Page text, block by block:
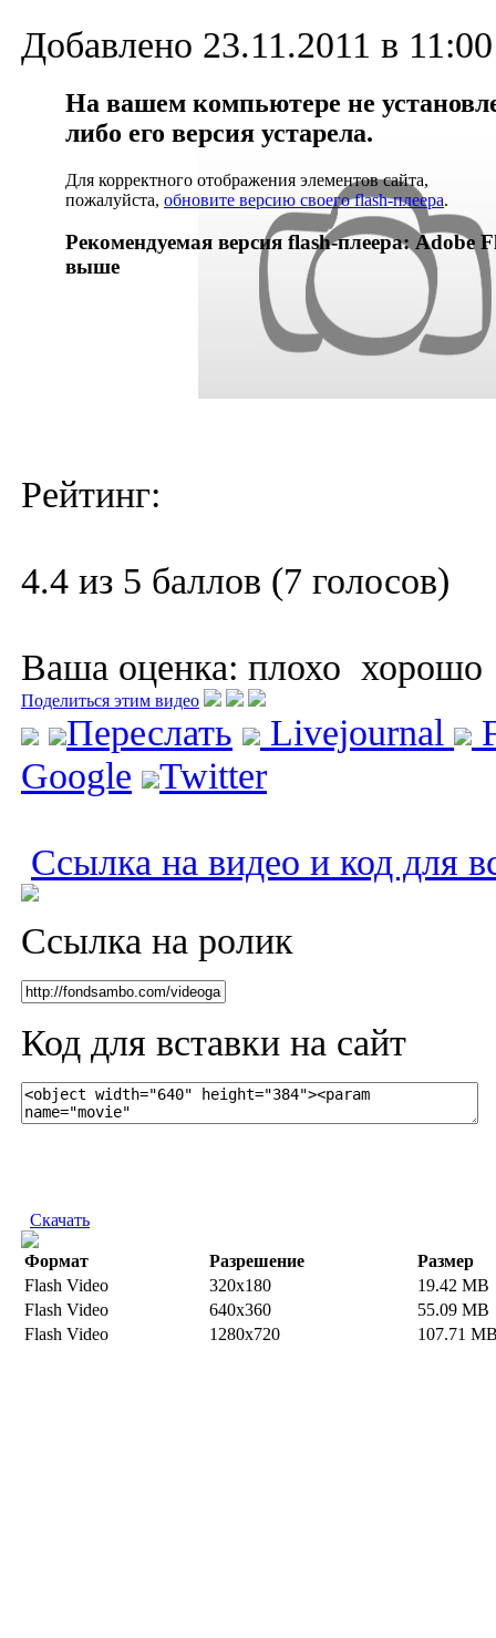
Добавлено 23.11.2011 в 11:00
На вашем компьютере не
либо его версия устарела.
Для корректного отображения элементов сайта,
пожалуйста, обновите версию своего flash-плеера.
Рекомендуемая версия flash-плеера: Adobe
выше
Рейтинг:
4.4 из 5 баллов (7 голосов)
Ваша оценка: плохо хорошо
Поделиться этим видео
Переслать Livejournal
Google
Twitter
Ссылка на видео и код для
Ссылка на ролик
Код для вставки на сайт
Скачать
Формат Разрешение
Размер
Flash Video
320x180
19.42 MB
Flash Video
640x360
55.09 MB
Flash Video
1280x720 107.71